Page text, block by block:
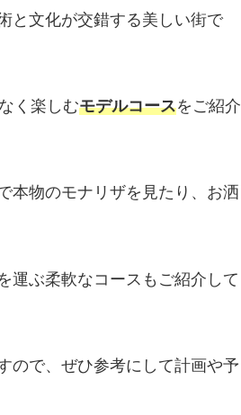
と文化が交錯する美しい街で
く楽しむモデルコースをご紹介
本物のモナリザを見たり、お洒
運ぶ柔軟なコースもご紹介して
ので、ぜひ参考にして計画や予